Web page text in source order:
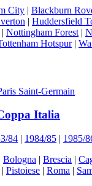
City | Blackburn
| Huddersfield
| Nottingham Forest |
Hotspur|
Saint-Germain
Italia
84 | 1984/85 | 1985/
Bologna | Brescia |
| Pistoiese | Roma |